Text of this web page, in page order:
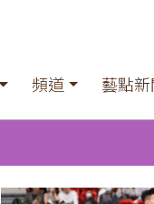
頻道 藝點新